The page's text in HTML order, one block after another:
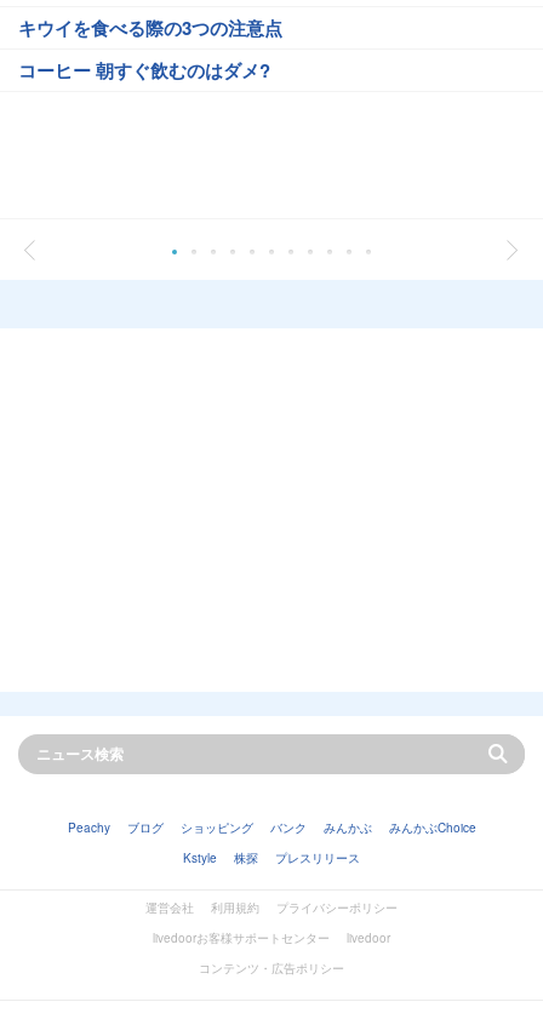
キウイを食べる際の3つの注意点
コーヒー 朝すぐ飲むのはダメ?
Peachy ブログ ショッピング バンク みんかぶ
みんかぶChoice
Kstyle
株探 プレスリリース
運営会社 利用規約
プライバシーポリシー
livedoorお客様サポートセンター
livedoor
コンテンツ・広告ポリシー